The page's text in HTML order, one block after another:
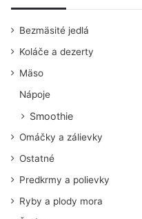
Bezmäsité jedlá
Koláče a dezerty
Mäso
Nápoje
Smoothie
Omáčky a zálievky
Ostatné
Predkrmy a polievky
Ryby a plody mora